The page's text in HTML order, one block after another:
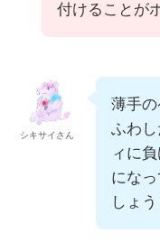
付けることが
シキサイさん
薄手
ふわ
ィに
にな
しょう